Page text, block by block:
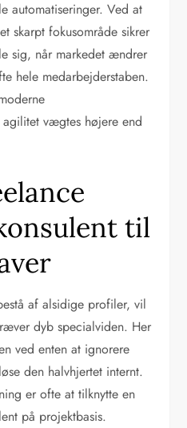
automatiseringer. Ved at
skarpt fokusområde sikrer
sig, når markedet ændrer
hele medarbejderstaben.
vægtes højere end
til
af alsidige profiler, vil
dyb specialviden. Her
ved enten at ignorere
den halvhjertet internt.
er ofte at tilknytte en
på projektbasis.